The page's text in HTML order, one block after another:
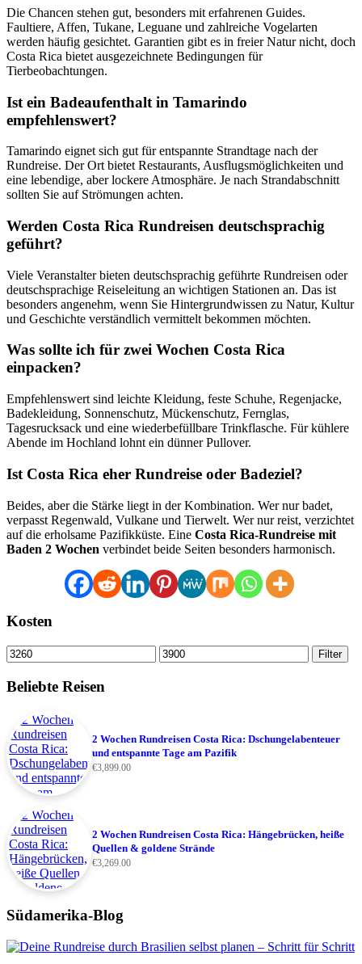
Die Chancen stehen gut, besonders mit erfahrenen Guides.
Faultiere, Affen, Tukane, Leguane und zahlreiche Vogelarten
werden häufig gesichtet. Garantien gibt es in freier Natur nicht, doch
Costa Rica bietet ausgezeichnete Bedingungen für
Tierbeobachtungen.
Ist ein Badeaufenthalt in Tamarindo
empfehlenswert?
Tamarindo eignet sich gut für entspannte Strandtage nach der
Rundreise. Der Ort bietet Restaurants, Ausflugsmöglichkeiten und
eine lebendige, aber lockere Atmosphäre. Je nach Strandabschnitt
sollten Sie auf Strömungen achten.
Werden Costa Rica Rundreisen deutschsprachig
geführt?
Viele Veranstalter bieten deutschsprachig geführte Rundreisen oder
deutschsprachige Reiseleitung an wichtigen Stationen an. Das ist
besonders angenehm, wenn Sie Hintergrundwissen zu Natur, Kultur
und Geschichte verständlich vermittelt bekommen möchten.
Was sollte ich für zwei Wochen Costa Rica
einpacken?
Empfehlenswert sind leichte Kleidung, feste Schuhe, Regenjacke,
Badekleidung, Sonnenschutz, Mückenschutz, Fernglas,
Tagesrucksack und eine wiederbefüllbare Trinkflasche. Für kühlere
Abende im Hochland lohnt ein dünner Pullover.
Ist Costa Rica eher Rundreise oder Badeziel?
Beides, aber die Stärke liegt in der Kombination. Wer nur badet,
verpasst Regenwald, Vulkane und Tierwelt. Wer nur reist, verzichtet
auf die erholsame Pazifikküste. Eine Costa Rica-Rundreise mit
Baden 2 Wochen verbindet beide Seiten besonders harmonisch.
Kosten
Min.
Preis
Max.
Preis
Filter
Beliebte Reisen
2 Wochen Rundreisen Costa Rica: Dschungelabenteuer
und entspannte Tage am Pazifik
€3,899.00
2 Wochen Rundreisen Costa Rica: Hängebrücken, heiße
Quellen & goldene Strände
€3,269.00
Südamerika-Blog